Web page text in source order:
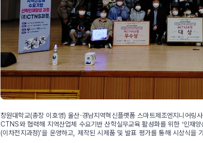
창원대학교(총장 이호영) 울산·경남지역혁신플랫폼 스마트제조엔지니어링
CTNS와 협력해 지역산업체 수요기반 산학실무교육 활성화를 위한 ‘인재
(이차전지과정)'을 운영하고, 제작된 시제품 및 발표 평가를 통해 시상식을